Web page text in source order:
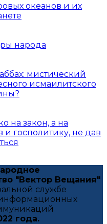
океанов и их
народа
мистический
исмаилитского
на закон, а на
госполитику, не дав
"Вектор Вещания"
службе
информационных
года.